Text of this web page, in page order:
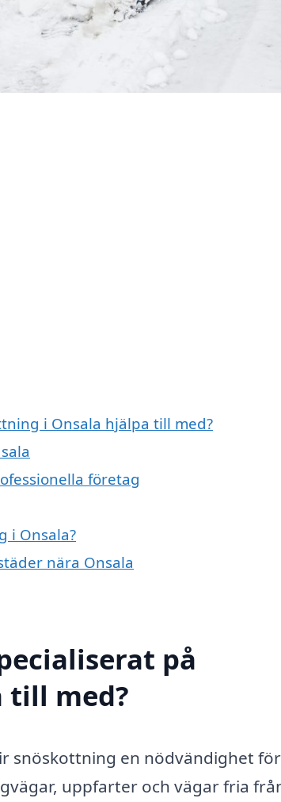
i Onsala hjälpa till med?
företag
i Onsala?
nära Onsala
på
till med?
snöskottning en nödvändighet
uppfarter och vägar fria